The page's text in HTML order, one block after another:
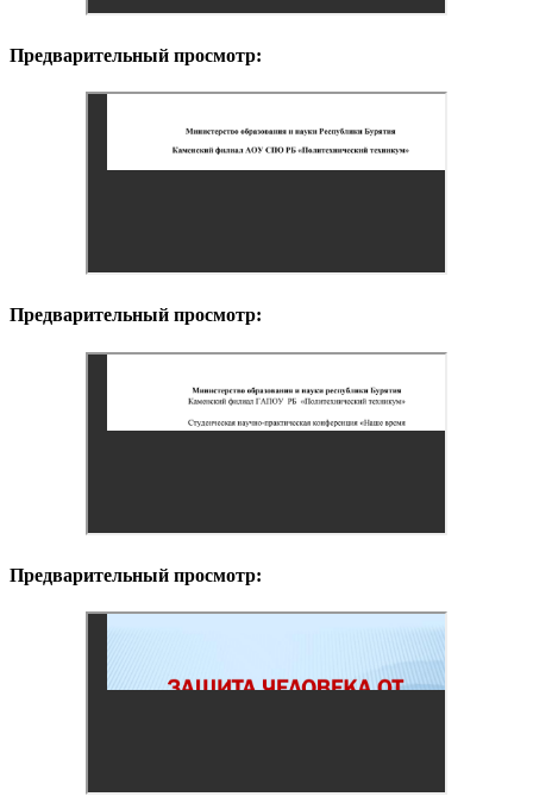
Предварительный просмотр:
Предварительный просмотр:
Предварительный просмотр: